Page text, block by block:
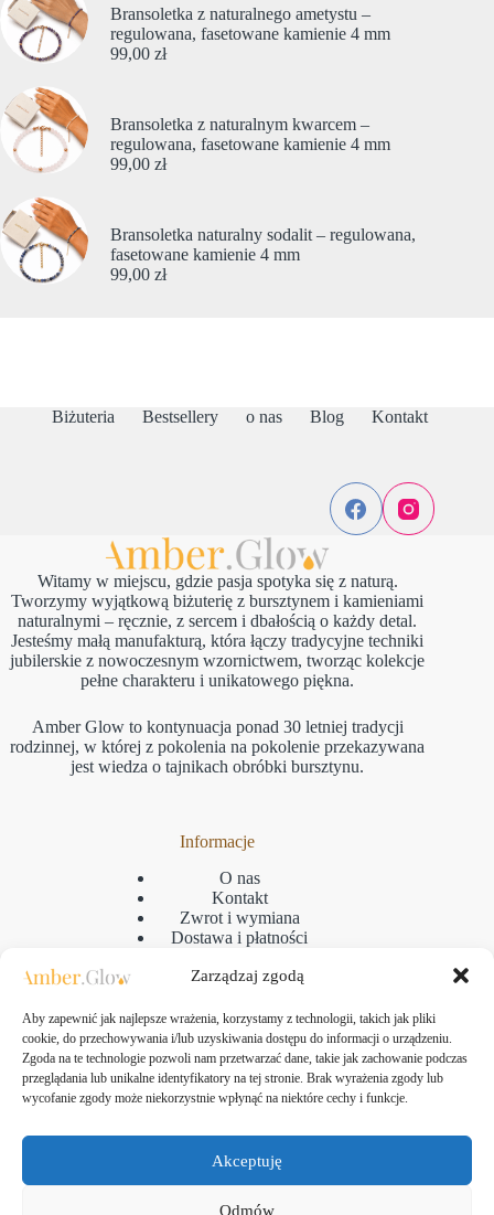
Zarządzaj zgodą
Aby zapewnić jak najlepsze wrażenia, korzystamy z technologii, takich jak pliki
cookie, do przechowywania i/lub uzyskiwania dostępu do informacji o urządzeniu.
Zgoda na te technologie pozwoli nam przetwarzać dane, takie jak zachowanie podczas
przeglądania lub unikalne identyfikatory na tej stronie. Brak wyrażenia zgody lub
wycofanie zgody może niekorzystnie wpłynąć na niektóre cechy i funkcje.
Akceptuję
Odmów
Bransoletka z naturalnego ametystu –
regulowana, fasetowane kamienie 4 mm
99,00 zł
Bransoletka z naturalnym kwarcem –
regulowana, fasetowane kamienie 4 mm
99,00 zł
Bransoletka naturalny sodalit – regulowana,
fasetowane kamienie 4 mm
99,00 zł
Biżuteria Bestsellery o nas Blog Kontakt
Witamy w miejscu, gdzie pasja spotyka się z naturą.
Tworzymy wyjątkową biżuterię z bursztynem i kamieniami
naturalnymi – ręcznie, z sercem i dbałością o każdy detal.
Jesteśmy małą manufakturą, która łączy tradycyjne techniki
jubilerskie z nowoczesnym wzornictwem, tworząc kolekcje
pełne charakteru i unikatowego piękna.
Amber Glow to kontynuacja ponad 30 letniej tradycji
rodzinnej, w której z pokolenia na pokolenie przekazywana
jest wiedza o tajnikach obróbki bursztynu.
Informacje
O nas
Kontakt
Zwrot i wymiana
Dostawa i płatności
Regulamin
GPSR
Polityka plikow cookies
Kontakt
ul. Taborowa 10, 80-171 Gdańsk
NIP: 583-313-24-61